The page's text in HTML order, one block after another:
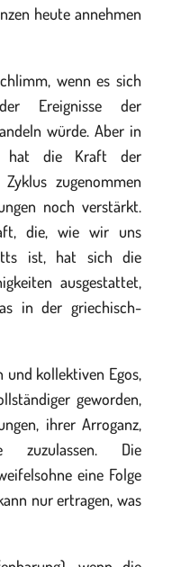
heute annehmen
wenn es sich
Ereignisse der
würde. Aber in
hat die Kraft der
zugenommen
noch verstärkt.
die, wie wir uns
ist, hat sich die
ausgestattet,
in der griechisch-
und kollektiven Egos,
geworden,
ihrer Arroganz,
zuzulassen. Die
eine Folge
nur ertragen, was